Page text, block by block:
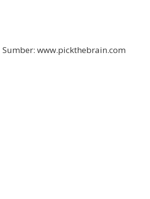
Sumber: www.pickthebrain.com